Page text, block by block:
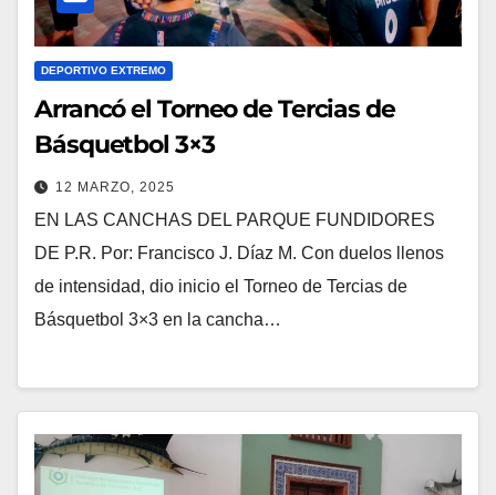
DEPORTIVO EXTREMO
Arrancó el Torneo de Tercias de
Básquetbol 3×3
12 MARZO, 2025
EN LAS CANCHAS DEL PARQUE FUNDIDORES
DE P.R. Por: Francisco J. Díaz M. Con duelos llenos
de intensidad, dio inicio el Torneo de Tercias de
Básquetbol 3×3 en la cancha…